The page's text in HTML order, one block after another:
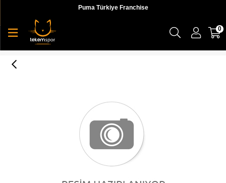
Puma Türkiye Franchise
0